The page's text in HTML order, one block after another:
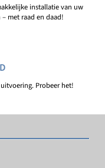
installatie van uw
met raad en daad!
Probeer het!